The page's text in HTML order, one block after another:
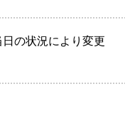
の状況により変更